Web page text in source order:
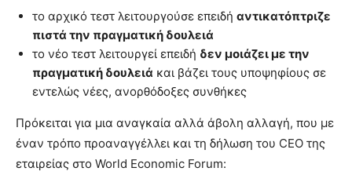
το αρχικό τεστ λειτουργούσε επειδή αντικατόπτριζε
πιστά την πραγματική δουλειά
το νέο τεστ λειτουργεί επειδή δεν μοιάζει με την
πραγματική δουλειά και βάζει τους υποψηφίους σε
εντελώς νέες, ανορθόδοξες συνθήκες
Πρόκειται για μια αναγκαία αλλά άβολη αλλαγή, που με
έναν τρόπο προαναγγέλλει και τη δήλωση του CEO της
εταιρείας στο World Economic Forum: